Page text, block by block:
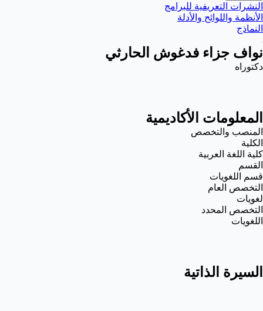
النشرات التعريفية للبرامج
الأنظمة واللوائح والأدلة
النماذج
نواف جزاء فدغوش الحارثي
دكتوراه
المعلومات الأكاديمية
المنصب والتخصص
الكلية
كلية اللغة العربية
القسم
قسم اللغويات
التخصص العام
لغويات
التخصص المحدد
اللغويات
السيرة الذاتية